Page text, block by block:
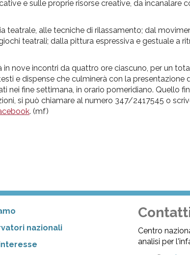
e sulle proprie risorse creative, da incanalare
teatrale, alle tecniche di rilassamento; dal
teatrali; dalla pittura espressiva e gestuale a
in nove incontri da quattro ore ciascuno, per un
e dispense che culminerà con la presentazione
nei fine settimana, in orario pomeridiano. Quello
si può chiamare al numero 347/2417545 o
. (mf)
nazionali
Centro
analisi per